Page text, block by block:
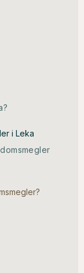
i Leka